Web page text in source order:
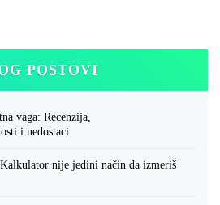
POSTOVI
vaga: Recenzija,
i nedostaci
nije jedini način da izmeriš